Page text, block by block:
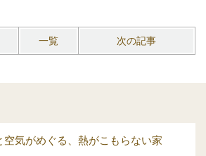
一覧 次の記事
空気がめぐる、熱がこもらない家